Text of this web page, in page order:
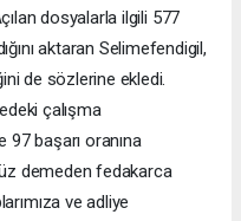
dosyalarla ilgili 577
aktaran Selimefendigil,
de sözlerine ekledi.
çalışma
başarı oranına
demeden fedakarca
ve adliye